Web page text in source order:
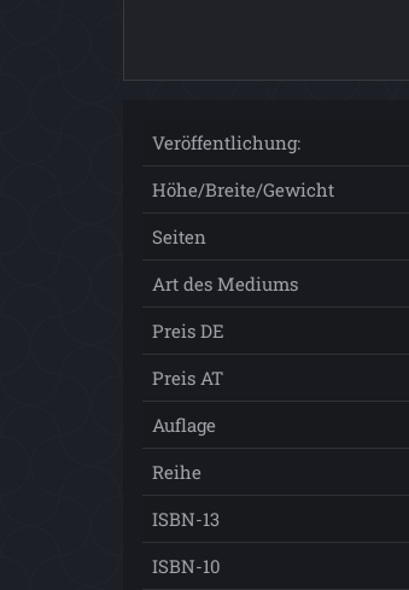
Veröffentlichung:
Höhe/Breite/Gewicht
Seiten
Art des Mediums
Preis DE
Preis AT
Auflage
Reihe
ISBN-13
ISBN-10